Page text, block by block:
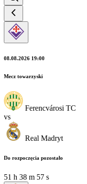
08.08.2026 19:00
Mecz towarzyski
Ferencvárosi TC
vs
Real Madryt
Do rozpoczęcia pozostało
51 h 38 m 55 s